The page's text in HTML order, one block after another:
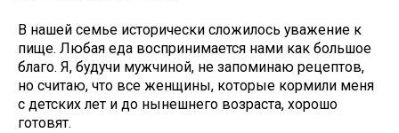
В нашей семье исторически сложилось уважение к
пище. Любая еда воспринимается нами как большое
благо. Я, будучи мужчиной, не запоминаю рецептов,
но считаю, что все женщины, которые кормили меня
с детских лет и до нынешнего возраста, хорошо
готовят.